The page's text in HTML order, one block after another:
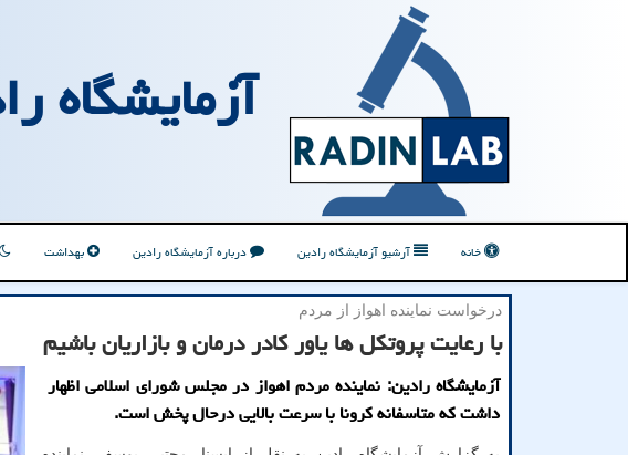
آزمایشگاه
خانه آرشیو آزمایشگاه رادین درباره آزمایشگاه رادین بهداشت
درخواست نماینده اهواز از مردم
با رعایت پروتكل ها یاور كادر درمان و بازاریان باشیم
آزمایشگاه رادین: نماینده مردم اهواز در مجلس شورای اسلامی اظهار
داشت که متاسفانه کرونا با سرعت بالایی درحال پخش است.